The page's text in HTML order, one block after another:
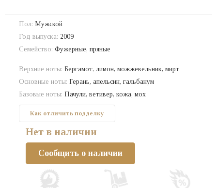
Как отличить подделку
Пол: Мужской
Год выпуска: 2009
Семейство: Фужерные, пряные
Верхние ноты: Бергамот, лимон, можжевельник, мирт
Основные ноты: Герань, апельсин, гальбанум
Базовые ноты: Пачули, ветивер, кожа, мох
Нет в наличии
Сообщить о наличии